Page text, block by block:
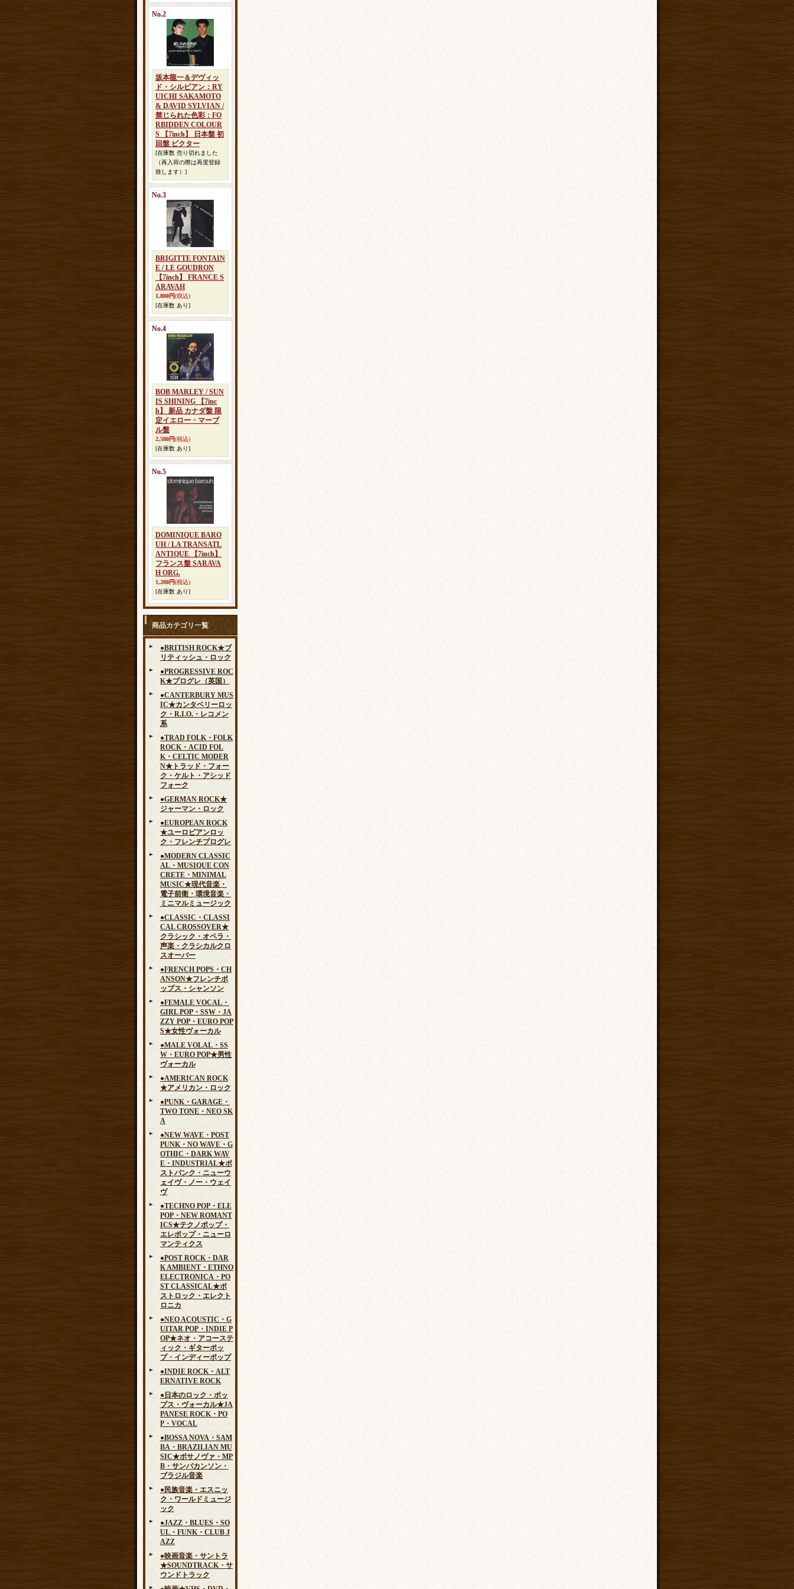
No.2
坂本龍一＆デヴィッ
ド・シルビアン：RY
UICHI SAKAMOTO
& DAVID SYLVIAN /
禁じられた色彩：FO
RBIDDEN COLOUR
S 【7inch】 日本盤 初
回盤 ビクター
[在庫数 売り切れました
（再入荷の際は再度登録
致します）]
No.3
BRIGITTE FONTAIN
E / LE GOUDRON
【7inch】 FRANCE S
ARAVAH
1,880円(税込)
[在庫数 あり]
No.4
BOB MARLEY / SUN
IS SHINING 【7inc
h】 新品 カナダ盤 限
定イエロー・マーブ
ル盤
2,580円(税込)
[在庫数 あり]
No.5
DOMINIQUE BARO
UH / LA TRANSATL
ANTIQUE 【7inch】
フランス盤 SARAVA
H ORG.
1,280円(税込)
[在庫数 あり]
商品カテゴリ一覧
●BRITISH ROCK★ブ
リティッシュ・ロック
●PROGRESSIVE ROC
K★プログレ（英国）
●CANTERBURY MUS
IC★カンタベリーロッ
ク・R.I.O.・レコメン
系
●TRAD FOLK・FOLK
ROCK・ACID FOL
K・CELTIC MODER
N★トラッド・フォー
ク・ケルト・アシッド
フォーク
●GERMAN ROCK★
ジャーマン・ロック
●EUROPEAN ROCK
★ユーロピアンロッ
ク・フレンチプログレ
●MODERN CLASSIC
AL・MUSIQUE CON
CRETE・MINIMAL
MUSIC★現代音楽・
電子前衛・環境音楽・
ミニマルミュージック
●CLASSIC・CLASSI
CAL CROSSOVER★
クラシック・オペラ・
声楽・クラシカルクロ
スオーバー
●FRENCH POPS・CH
ANSON★フレンチポ
ップス・シャンソン
●FEMALE VOCAL・
GIRL POP・SSW・JA
ZZY POP・EURO POP
S★女性ヴォーカル
●MALE VOLAL・SS
W・EURO POP★男性
ヴォーカル
●AMERICAN ROCK
★アメリカン・ロック
●PUNK・GARAGE・
TWO TONE・NEO SK
A
●NEW WAVE・POST
PUNK・NO WAVE・G
OTHIC・DARK WAV
E・INDUSTRIAL★ポ
ストパンク・ニューウ
ェイヴ・ノー・ウェイ
ヴ
●TECHNO POP・ELE
POP・NEW ROMANT
ICS★テクノポップ・
エレポップ・ニューロ
マンティクス
●POST ROCK・DAR
K AMBIENT・ETHNO
ELECTRONICA・PO
ST CLASSICAL★ポ
ストロック・エレクト
ロニカ
●NEO ACOUSTIC・G
UITAR POP・INDIE P
OP★ネオ・アコーステ
ィック・ギターポッ
プ・インディーポップ
●INDIE ROCK・ALT
ERNATIVE ROCK
●日本のロック・ポッ
プス・ヴォーカル★JA
PANESE ROCK・PO
P・VOCAL
●BOSSA NOVA・SAM
BA・BRAZILIAN MU
SIC★ボサノヴァ・MP
B・サンバカンソン・
ブラジル音楽
●民族音楽・エスニッ
ク・ワールドミュージ
ック
●JAZZ・BLUES・SO
UL・FUNK・CLUB J
AZZ
●映画音楽・サントラ
★SOUNDTRACK・サ
ウンドトラック